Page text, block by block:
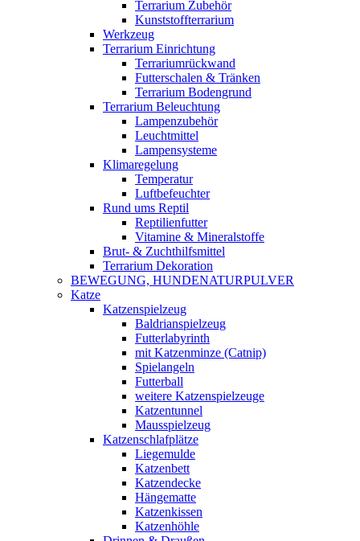
Terrarium Zubehör
Kunststoffterrarium
Werkzeug
Terrarium Einrichtung
Terrariumrückwand
Futterschalen & Tränken
Terrarium Bodengrund
Terrarium Beleuchtung
Lampenzubehör
Leuchtmittel
Lampensysteme
Klimaregelung
Temperatur
Luftbefeuchter
Rund ums Reptil
Reptilienfutter
Vitamine & Mineralstoffe
Brut- & Zuchthilfsmittel
Terrarium Dekoration
BEWEGUNG, HUNDENATURPULVER
Katze
Katzenspielzeug
Baldrianspielzeug
Futterlabyrinth
mit Katzenminze (Catnip)
Spielangeln
Futterball
weitere Katzenspielzeuge
Katzentunnel
Mausspielzeug
Katzenschlafplätze
Liegemulde
Katzenbett
Katzendecke
Hängematte
Katzenkissen
Katzenhöhle